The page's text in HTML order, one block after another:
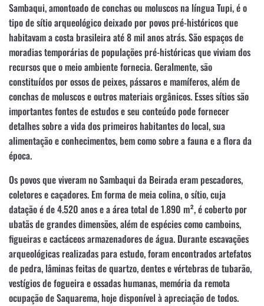
Sambaqui, amontoado de conchas ou moluscos na língua Tupi, é o
tipo de sítio arqueológico deixado por povos pré-históricos que
habitavam a costa brasileira até 8 mil anos atrás. São espaços de
moradias temporárias de populações pré-históricas que viviam dos
recursos que o meio ambiente fornecia. Geralmente, são
constituídos por ossos de peixes, pássaros e mamíferos, além de
conchas de moluscos e outros materiais orgânicos. Esses sítios são
importantes fontes de estudos e seu conteúdo pode fornecer
detalhes sobre a vida dos primeiros habitantes do local, sua
alimentação e conhecimentos, bem como sobre a fauna e a flora da
época.
Os povos que viveram no Sambaqui da Beirada eram pescadores,
coletores e caçadores. Em forma de meia colina, o sítio, cuja
datação é de 4.520 anos e a área total de 1.890 m², é coberto por
ubatãs de grandes dimensões, além de espécies como camboins,
figueiras e cactáceos armazenadores de água. Durante escavações
arqueológicas realizadas para estudo, foram encontrados artefatos
de pedra, lâminas feitas de quartzo, dentes e vértebras de tubarão,
vestígios de fogueira e ossadas humanas, memória da remota
ocupação de Saquarema, hoje disponível à apreciação de todos.